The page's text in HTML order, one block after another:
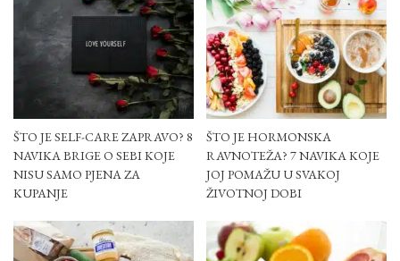
ŠTO JE SELF-CARE ZAPRAVO? 8
NAVIKA BRIGE O SEBI KOJE
NISU SAMO PJENA ZA
KUPANJE
ŠTO JE HORMONSKA
RAVNOTEŽA? 7 NAVIKA KOJE
JOJ POMAŽU U SVAKOJ
ŽIVOTNOJ DOBI